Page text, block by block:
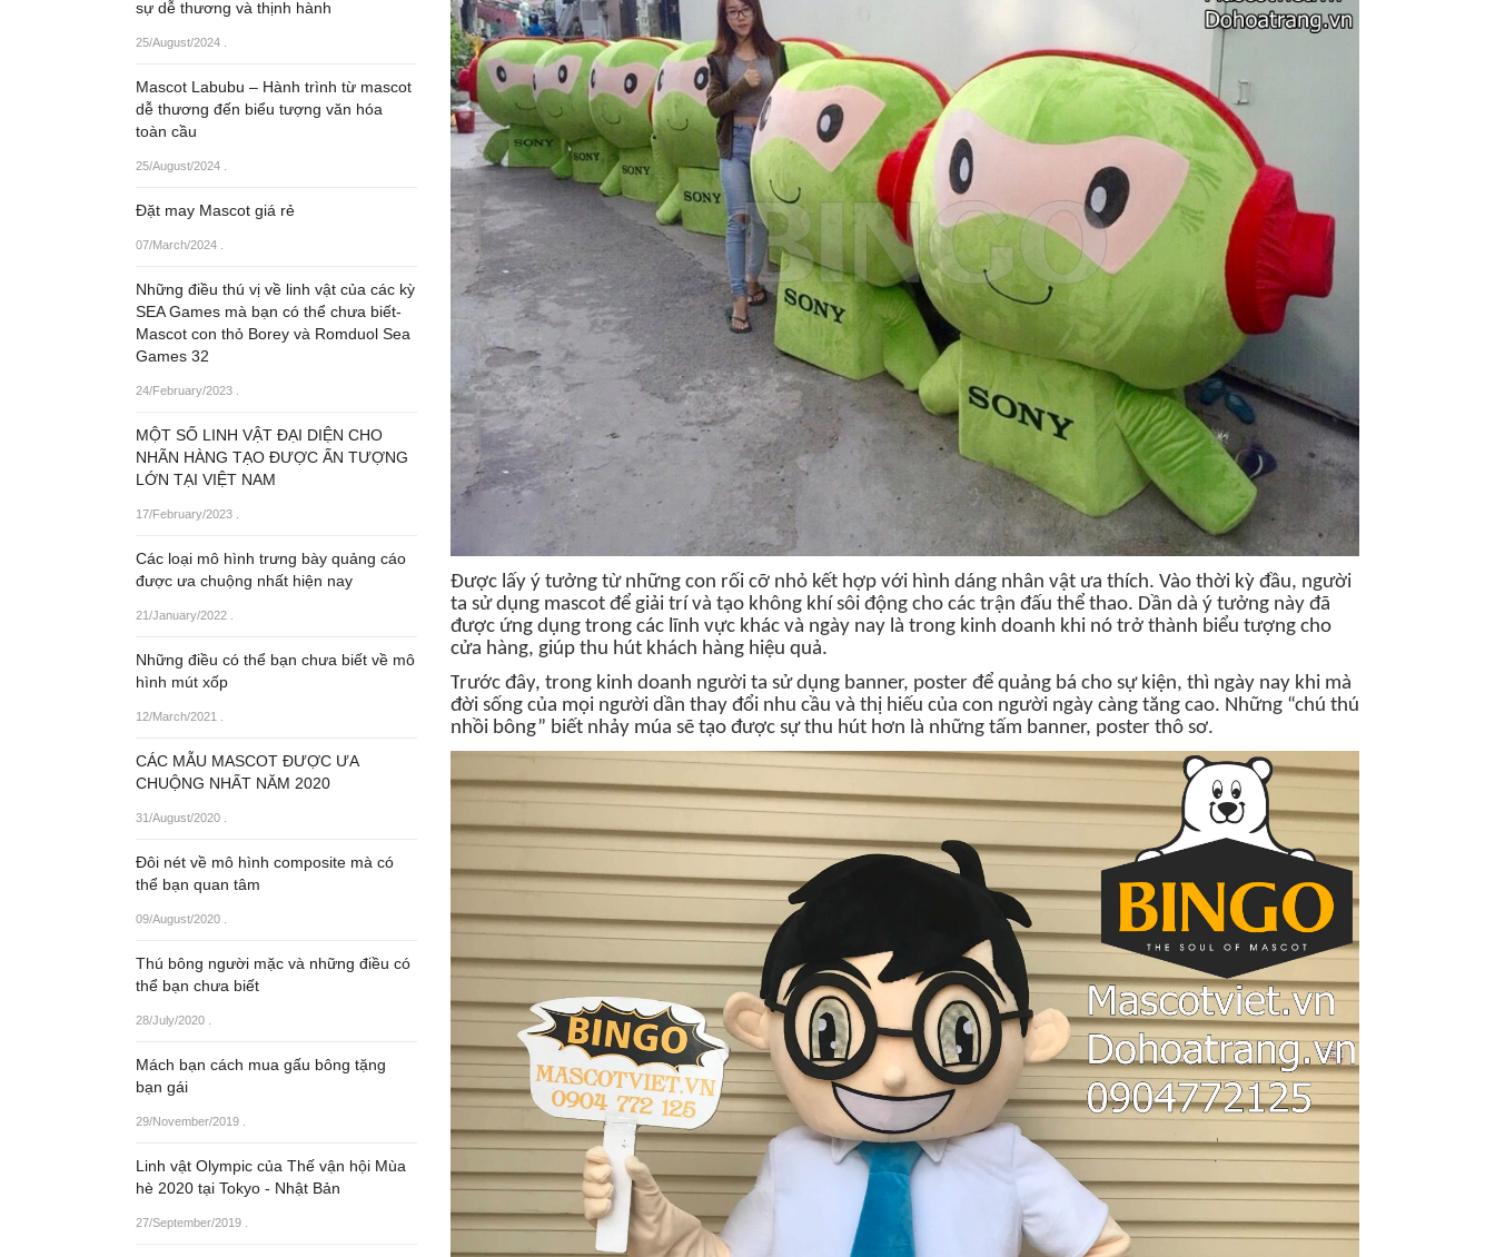
Được lấy ý tưởng từ những con rối cỡ nhỏ kết hợp với hình dáng nhân vật ưa thích. Vào thời kỳ đầu, người
ta sử dụng mascot để giải trí và tạo không khí sôi động cho các trận đấu thể thao. Dần dà ý tưởng này đã
được ứng dụng trong các lĩnh vực khác và ngày nay là trong kinh doanh khi nó trở thành biểu tượng cho
cửa hàng, giúp thu hút khách hàng hiệu quả.
Trước đây, trong kinh doanh người ta sử dụng banner, poster để quảng bá cho sự kiện, thì ngày nay khi mà
đời sống của mọi người dần thay đổi nhu cầu và thị hiếu của con người ngày càng tăng cao. Những “chú thú
nhồi bông” biết nhảy múa sẽ tạo được sự thu hút hơn là những tấm banner, poster thô sơ.
sự dễ thương và thịnh hành
25/August/2024
Mascot Labubu – Hành trình từ mascot
dễ thương đến biểu tượng văn hóa
toàn cầu
25/August/2024
Đặt may Mascot giá rẻ
07/March/2024
Những điều thú vị về linh vật của các kỳ
SEA Games mà bạn có thể chưa biết-
Mascot con thỏ Borey và Romduol Sea
Games 32
24/February/2023
MỘT SỐ LINH VẬT ĐẠI DIỆN CHO
NHÃN HÀNG TẠO ĐƯỢC ẤN TƯỢNG
LỚN TẠI VIỆT NAM
17/February/2023
Các loại mô hình trưng bày quảng cáo
được ưa chuộng nhất hiện nay
21/January/2022
Những điều có thể bạn chưa biết về mô
hình mút xốp
12/March/2021
CÁC MẪU MASCOT ĐƯỢC ƯA
CHUỘNG NHẤT NĂM 2020
31/August/2020
Đôi nét về mô hình composite mà có
thể bạn quan tâm
09/August/2020
Thú bông người mặc và những điều có
thể bạn chưa biết
28/July/2020
Mách bạn cách mua gấu bông tặng
bạn gái
29/November/2019
Linh vật Olympic của Thế vận hội Mùa
hè 2020 tại Tokyo - Nhật Bản
27/September/2019